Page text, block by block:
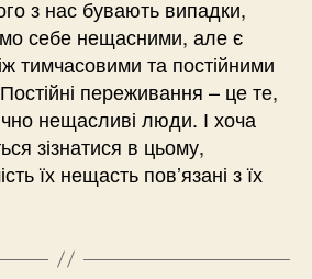
з нас бувають випадки,
себе нещасними, але є
тимчасовими та постійними
переживання – це те,
нещасливі люди. І хоча
зізнатися в цьому,
їх нещасть пов’язані з їх